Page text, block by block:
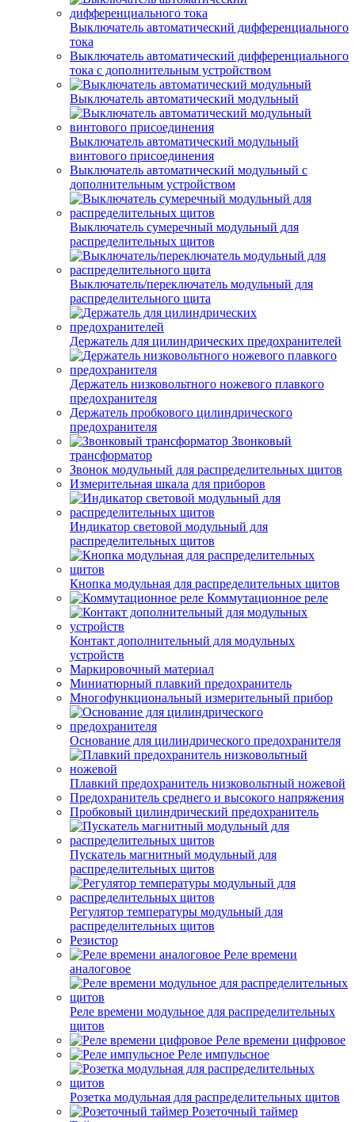
Выключатель автоматический дифференциального
тока
Выключатель автоматический дифференциального
тока с дополнительным устройством
Выключатель автоматический модульный
Выключатель автоматический модульный
винтового присоединения
Выключатель автоматический модульный с
дополнительным устройством
Выключатель сумеречный модульный для
распределительных щитов
Выключатель/переключатель модульный для
распределительного щита
Держатель для цилиндрических предохранителей
Держатель низковольтного ножевого плавкого
предохранителя
Держатель пробкового цилиндрического
предохранителя
Звонковый
трансформатор
Звонок модульный для распределительных щитов
Измерительная шкала для приборов
Индикатор световой модульный для
распределительных щитов
Кнопка модульная для распределительных щитов
Коммутационное реле
Контакт дополнительный для модульных
устройств
Маркировочный материал
Миниатюрный плавкий предохранитель
Многофункциональный измерительный прибор
Основание для цилиндрического предохранителя
Плавкий предохранитель низковольтный ножевой
Предохранитель среднего и высокого напряжения
Пробковый цилиндрический предохранитель
Пускатель магнитный модульный для
распределительных щитов
Регулятор температуры модульный для
распределительных щитов
Резистор
Реле времени
аналоговое
Реле времени модульное для распределительных
щитов
Реле времени цифровое
Реле импульсное
Розетка модульная для распределительных щитов
Розеточный таймер